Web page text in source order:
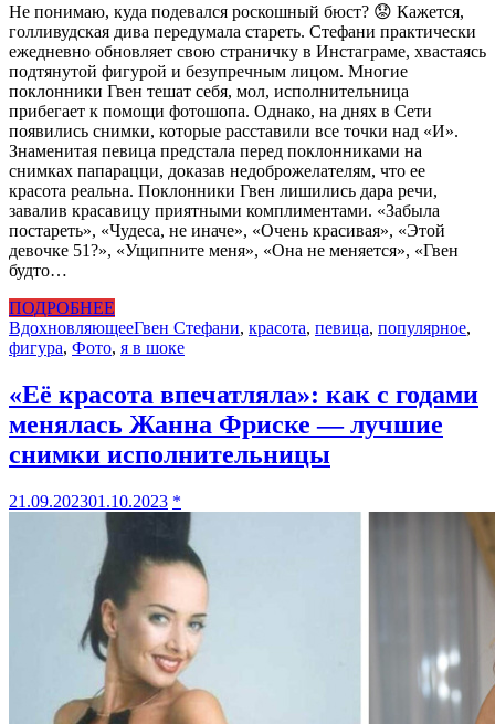
Не понимаю, куда подевался роскошный бюст? 😟 Кажется,
голливудская дива передумала стареть. Стефани практически
ежедневно обновляет свою страничку в Инстаграме, хвастаясь
подтянутой фигурой и безупречным лицом. Многие
поклонники Гвен тешат себя, мол, исполнительница
прибегает к помощи фотошопа. Однако, на днях в Сети
появились снимки, которые расставили все точки над «И».
Знаменитая певица предстала перед поклонниками на
снимках папарацци, доказав недоброжелателям, что ее
красота реальна. Поклонники Гвен лишились дара речи,
завалив красавицу приятными комплиментами. «Забыла
постареть», «Чудеса, не иначе», «Очень красивая», «Этой
девочке 51?», «Ущипните меня», «Она не меняется», «Гвен
будто…
ПОДРОБНЕЕ
ВдохновляющееГвен Стефани, красота, певица, популярное,
фигура, Фото, я в шоке
«Её красота впечатляла»: как с годами
менялась Жанна Фриске — лучшие
снимки исполнительницы
21.09.202301.10.2023 *